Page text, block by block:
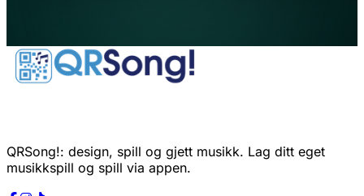
QRSong!: design, spill og gjett musikk. Lag ditt eget
musikkspill og spill via appen.